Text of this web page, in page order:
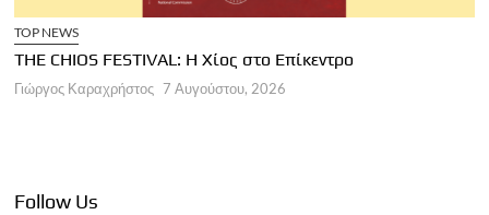
TOP NEWS
THE CHIOS FESTIVAL: Η Χίος στο Επίκεντρο
Γιώργος Καραχρήστος 7 Αυγούστου, 2026
Follow Us